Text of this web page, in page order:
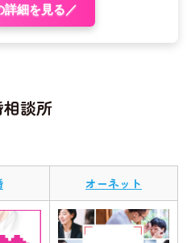
詳細を見る／
談所
オーネット